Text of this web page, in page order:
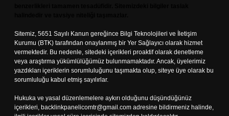
Sitemiz, 5651 Sayılı Kanun gereğince Bilgi Teknolojileri ve İletişim
Kurumu (BTK) tarafından onaylanmış bir Yer Sağlayıcı olarak hizmet
vermektedir. Bu nedenle, sitedeki içerikleri proaktif olarak denetleme
veya araştırma yükümlülüğümüz bulunmamaktadır. Ancak, üyelerimiz
yazdıkları içeriklerin sorumluluğunu taşımakta olup, siteye üye olarak bu
sorumluluğu kabul etmiş sayılırlar.
Hukuka ve yasal düzenlemelere aykırı olduğunu düşündüğünüz
içerikleri, backlinkpanelicomtr@gmail.com adresine bildirmeniz halinde,